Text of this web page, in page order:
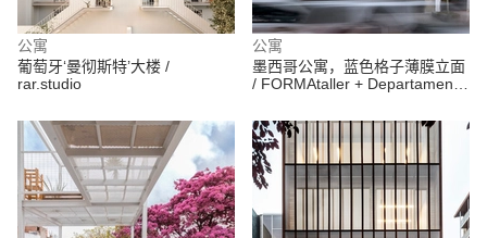
公寓
葡萄牙‘曼彻斯特’大楼 /
rar.studio
公寓
墨西哥公寓，蓝色格子薄膜立面
/ FORMAtaller + Departamento